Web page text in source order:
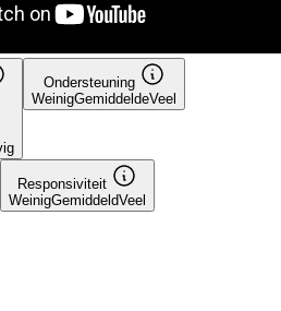
Ondersteuning
WeinigGemiddeldeVeel
Responsiviteit
WeinigGemiddeldVeel